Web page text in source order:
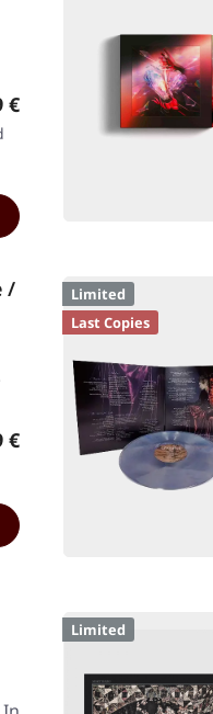
Preis:
€
/
Preis:
€
Limited
Last Copies
Limited